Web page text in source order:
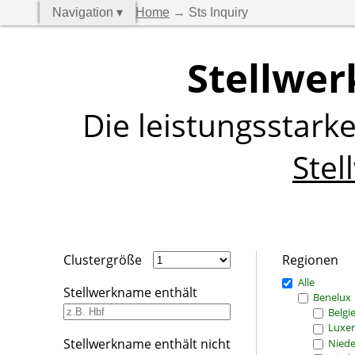
Navigation ▾ Home → Sts Inquiry
Die
Clustergröße
Stellwerkname enthält
Stellwerkname enthält nicht
Regionen
Alle
Benelux